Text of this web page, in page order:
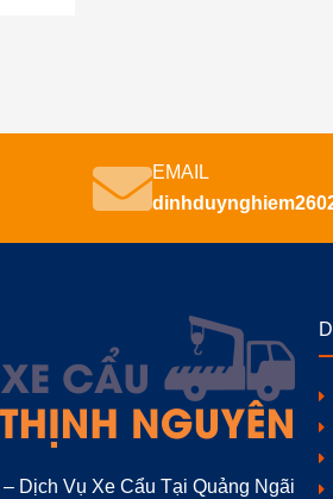
EMAIL
Dịch Vụ Xe Cẩu Tại Quảng Ngãi